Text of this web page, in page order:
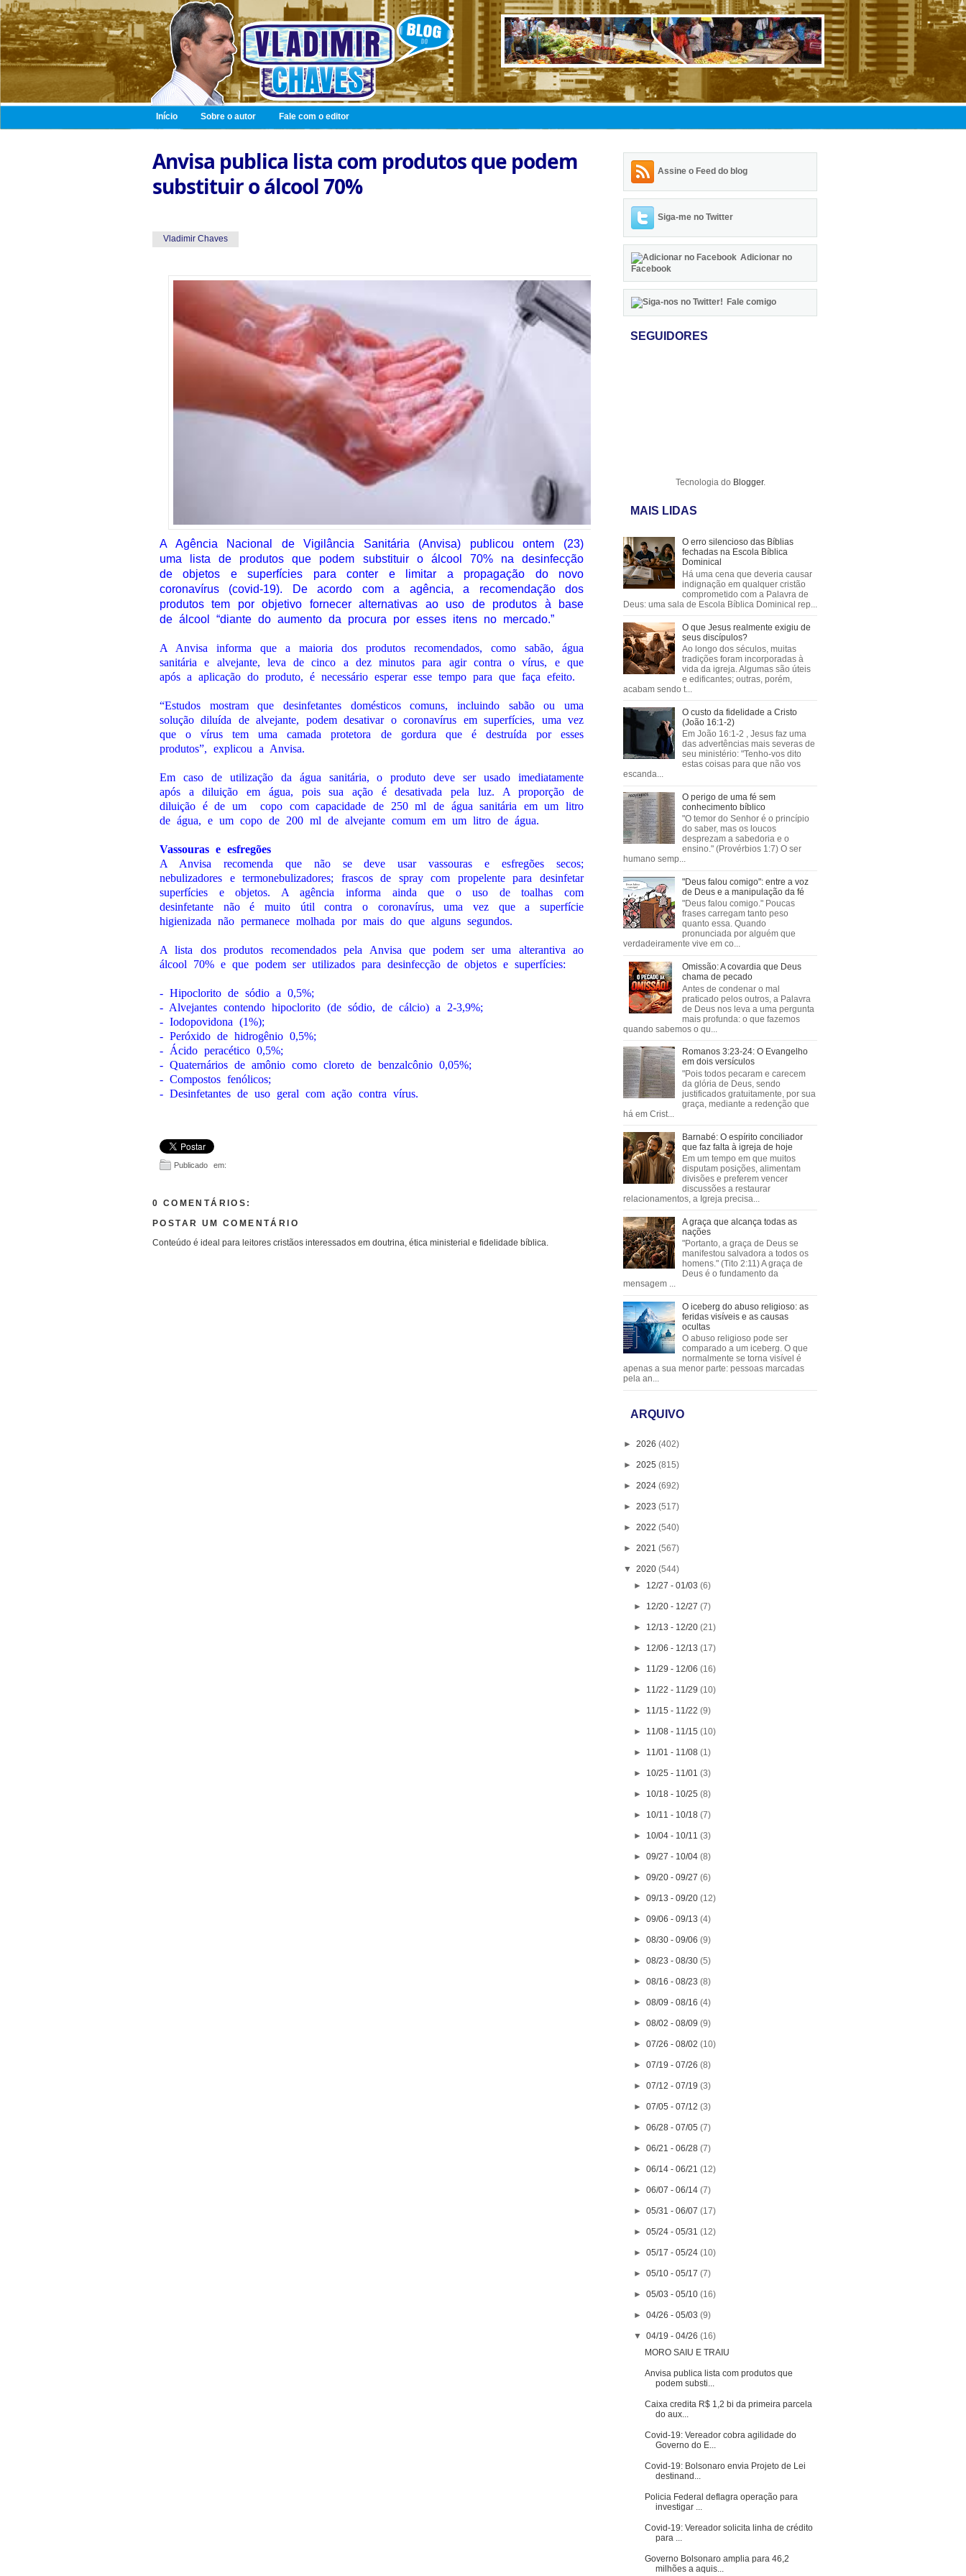
Início Sobre o autor Fale com o editor
Anvisa publica lista com produtos que podem
substituir o álcool 70%
Vladimir Chaves
A Agência Nacional de Vigilância Sanitária (Anvisa) publicou ontem (23)
uma lista de produtos que podem substituir o álcool 70% na desinfecção
de objetos e superfícies para conter e limitar a propagação do novo
coronavírus (covid-19). De acordo com a agência, a recomendação dos
produtos tem por objetivo fornecer alternativas ao uso de produtos à base
de álcool “diante do aumento da procura por esses itens no mercado.”
A Anvisa informa que a maioria dos produtos recomendados, como sabão, água
sanitária e alvejante, leva de cinco a dez minutos para agir contra o vírus, e que
após a aplicação do produto, é necessário esperar esse tempo para que faça efeito.
“Estudos mostram que desinfetantes domésticos comuns, incluindo sabão ou uma
solução diluída de alvejante, podem desativar o coronavírus em superfícies, uma vez
que o vírus tem uma camada protetora de gordura que é destruída por esses
produtos”, explicou a Anvisa.
Em caso de utilização da água sanitária, o produto deve ser usado imediatamente
após a diluição em água, pois sua ação é desativada pela luz. A proporção de
diluição é de um
copo com capacidade de 250 ml de água sanitária em um litro
de água, e um copo de 200 ml de alvejante comum em um litro de água.
Vassouras e esfregões
A Anvisa recomenda que não se deve usar vassouras e esfregões secos;
nebulizadores e termonebulizadores; frascos de spray com propelente para desinfetar
superfícies e objetos. A agência informa ainda que o uso de toalhas com
desinfetante não é muito útil contra o coronavírus, uma vez que a superfície
higienizada não permanece molhada por mais do que alguns segundos.
A lista dos produtos recomendados pela Anvisa que podem ser uma alterantiva ao
álcool 70% e que podem ser utilizados para desinfecção de objetos e superfícies:
- Hipoclorito de sódio a 0,5%;
- Alvejantes contendo hipoclorito (de sódio, de cálcio) a 2-3,9%;
- Iodopovidona (1%);
- Peróxido de hidrogênio 0,5%;
- Ácido peracético 0,5%;
- Quaternários de amônio como cloreto de benzalcônio 0,05%;
- Compostos fenólicos;
- Desinfetantes de uso geral com ação contra vírus.
Publicado em:
0 COMENTÁRIOS:
POSTAR UM COMENTÁRIO
Conteúdo é ideal para leitores cristãos interessados em doutrina, ética ministerial e fidelidade bíblica.
Assine o Feed do blog
Siga-me no Twitter
Adicionar no
Facebook
Fale comigo
SEGUIDORES
Tecnologia do Blogger.
MAIS LIDAS
O erro silencioso das Bíblias
fechadas na Escola Bíblica
Dominical
Há uma cena que deveria causar
indignação em qualquer cristão
comprometido com a Palavra de
Deus: uma sala de Escola Bíblica Dominical rep...
O que Jesus realmente exigiu de
seus discípulos?
Ao longo dos séculos, muitas
tradições foram incorporadas à
vida da igreja. Algumas são úteis
e edificantes; outras, porém,
acabam sendo t...
O custo da fidelidade a Cristo
(João 16:1-2)
Em João 16:1-2 , Jesus faz uma
das advertências mais severas de
seu ministério: "Tenho-vos dito
estas coisas para que não vos
escanda...
O perigo de uma fé sem
conhecimento bíblico
"O temor do Senhor é o princípio
do saber, mas os loucos
desprezam a sabedoria e o
ensino." (Provérbios 1:7) O ser
humano semp...
"Deus falou comigo": entre a voz
de Deus e a manipulação da fé
"Deus falou comigo." Poucas
frases carregam tanto peso
quanto essa. Quando
pronunciada por alguém que
verdadeiramente vive em co...
Omissão: A covardia que Deus
chama de pecado
Antes de condenar o mal
praticado pelos outros, a Palavra
de Deus nos leva a uma pergunta
mais profunda: o que fazemos
quando sabemos o qu...
Romanos 3:23-24: O Evangelho
em dois versículos
"Pois todos pecaram e carecem
da glória de Deus, sendo
justificados gratuitamente, por sua
graça, mediante a redenção que
há em Crist...
Barnabé: O espírito conciliador
que faz falta à igreja de hoje
Em um tempo em que muitos
disputam posições, alimentam
divisões e preferem vencer
discussões a restaurar
relacionamentos, a Igreja precisa...
A graça que alcança todas as
nações
"Portanto, a graça de Deus se
manifestou salvadora a todos os
homens." (Tito 2:11) A graça de
Deus é o fundamento da
mensagem ...
O iceberg do abuso religioso: as
feridas visíveis e as causas
ocultas
O abuso religioso pode ser
comparado a um iceberg. O que
normalmente se torna visível é
apenas a sua menor parte: pessoas marcadas
pela an...
ARQUIVO
► 2026 (402)
► 2025 (815)
► 2024 (692)
► 2023 (517)
► 2022 (540)
► 2021 (567)
▼ 2020 (544)
► 12/27 - 01/03(6)
► 12/20 - 12/27(7)
► 12/13 - 12/20(21)
► 12/06 - 12/13(17)
► 11/29 - 12/06(16)
► 11/22 - 11/29(10)
► 11/15 - 11/22(9)
► 11/08 - 11/15(10)
► 11/01 - 11/08(1)
► 10/25 - 11/01(3)
► 10/18 - 10/25(8)
► 10/11 - 10/18(7)
► 10/04 - 10/11(3)
►09/27 - 10/04(8)
►09/20 - 09/27(6)
►09/13 - 09/20(12)
►09/06 - 09/13(4)
►08/30 - 09/06(9)
►08/23 - 08/30(5)
►08/16 - 08/23(8)
►08/09 - 08/16(4)
►08/02 - 08/09(9)
►07/26 - 08/02(10)
►07/19 - 07/26(8)
►07/12 - 07/19(3)
►07/05 - 07/12(3)
►06/28 - 07/05(7)
►06/21 - 06/28(7)
►06/14 - 06/21(12)
►06/07 - 06/14(7)
►05/31 - 06/07(17)
►05/24 - 05/31(12)
►05/17 - 05/24(10)
►05/10 - 05/17(7)
►05/03 - 05/10(16)
►04/26 - 05/03(9)
▼04/19 - 04/26(16)
MORO SAIU E TRAIU
Anvisa publica lista com produtos que
podem substi...
Caixa credita R$ 1,2 bi da primeira parcela
do aux...
Covid-19: Vereador cobra agilidade do
Governo do E...
Covid-19: Bolsonaro envia Projeto de Lei
destinand...
Policia Federal deflagra operação para
investigar ...
Covid-19: Vereador solicita linha de crédito
para ...
Governo Bolsonaro amplia para 46,2
milhões a aquis...